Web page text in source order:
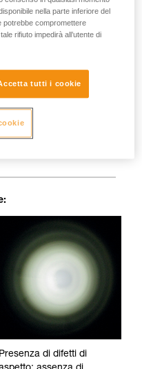
niente macchie
che
Presenza di difetti di
nella parte inferiore del
potrebbe compromettere
rifiuto impedirà all’utente di
tutti i cookie